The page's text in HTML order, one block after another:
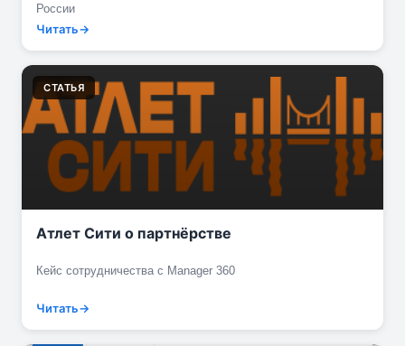
России
Читать
СТАТЬЯ
Атлет Сити о партнёрстве
Кейс сотрудничества с Manager 360
Читать